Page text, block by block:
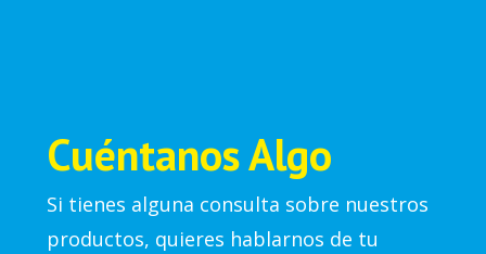
Cuéntanos Algo
Si tienes alguna consulta sobre nuestros
productos, quieres hablarnos de tu